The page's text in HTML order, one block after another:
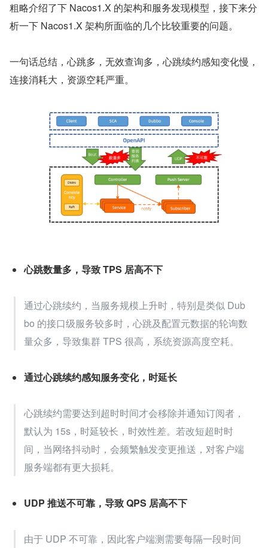
粗略介绍了下 Nacos1.X 的架构和服务发现模型，接下来分
析一下 Nacos1.X 架构所面临的几个比较重要的问题。
一句话总结，心跳多，无效查询多，心跳续约感知变化慢，
连接消耗大，资源空耗严重。
心跳数量多，导致 TPS 居高不下
通过心跳续约，当服务规模上升时，特别是类似 Dub
bo 的接口级服务较多时，心跳及配置元数据的轮询数
量众多，导致集群 TPS 很高，系统资源高度空耗。
通过心跳续约感知服务变化，时延长
心跳续约需要达到超时时间才会移除并通知订阅者，
默认为 15s，时延较长，时效性差。若改短超时时
间，当网络抖动时，会频繁触发变更推送，对客户端
服务端都有更大损耗。
UDP 推送不可靠，导致 QPS 居高不下
由于 UDP 不可靠，因此客户端测需要每隔一段时间